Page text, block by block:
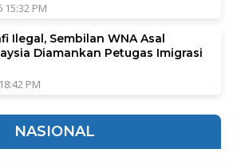
PM
Ilegal, Sembilan WNA Asal
Diamankan Petugas Imigrasi
PM
NASIONAL